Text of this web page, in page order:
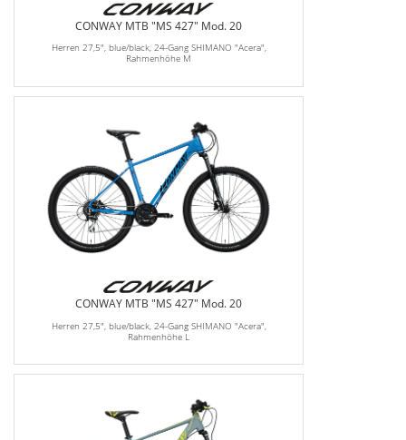
CONWAY MTB "MS 427" Mod. 20
Herren 27,5", blue/black, 24-Gang SHIMANO "Acera",
Rahmenhöhe M
CONWAY MTB "MS 427" Mod. 20
Herren 27,5", blue/black, 24-Gang SHIMANO "Acera",
Rahmenhöhe L